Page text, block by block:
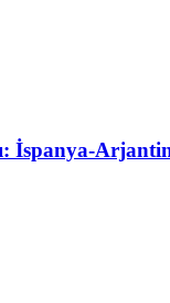
İspanya-